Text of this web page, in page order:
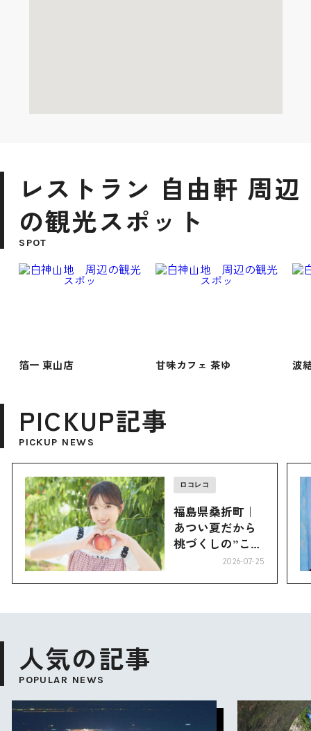
レストラン 自由軒 周辺
の観光スポット
SPOT
箔一 東山店 甘味カフェ 茶ゆ 波
PICKUP記事
PICKUP NEWS
ロコレコ
福島県桑折町｜
あつい夏だから
桃づくしの”こお
2026-07-25
人気の記事
POPULAR NEWS